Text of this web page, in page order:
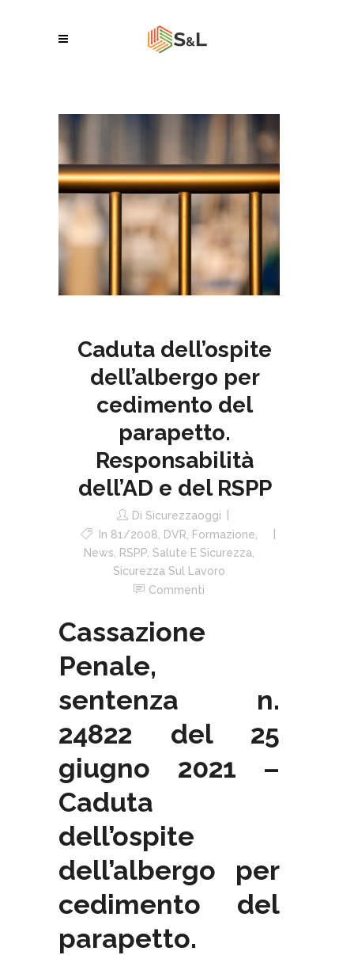
Caduta dell’ospite
dell’albergo per
cedimento del
parapetto.
Responsabilità
dell’AD e del RSPP
Di Sicurezzaoggi
In 81/2008 DVR Formazione
News RSPP, Salute E Sicurezza
Sicurezza Sul Lavoro
Commenti
Cassazione
Penale,
sentenza n.
24822 del 25
giugno 2021 –
Caduta
dell’ospite
dell’albergo per
cedimento del
parapetto.